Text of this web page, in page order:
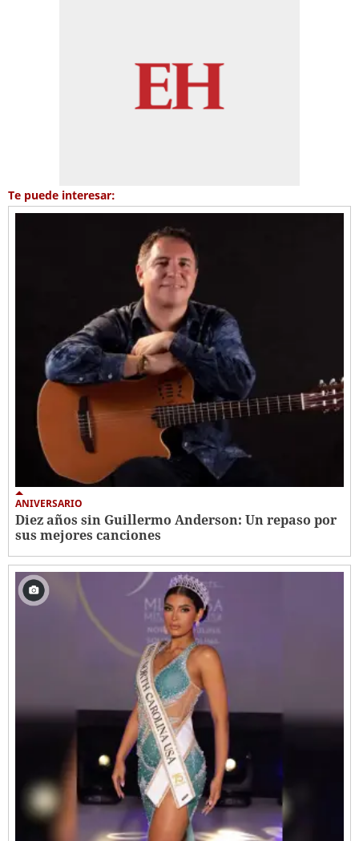
Te puede interesar:
ANIVERSARIO
Diez años sin Guillermo Anderson: Un repaso por
sus mejores canciones